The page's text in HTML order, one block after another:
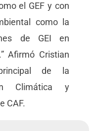
el GEF y con
como la
de GEI en
Afirmó Cristian
de la
Climática y
CAF.